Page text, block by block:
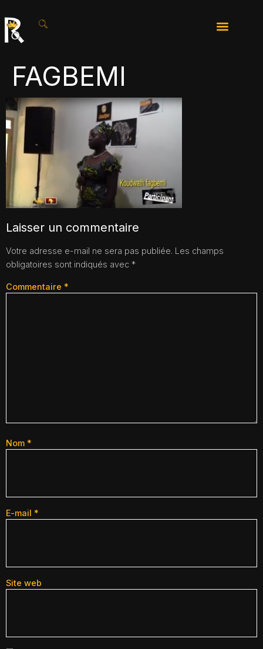
FAGBEMI
Laisser un commentaire
Votre adresse e-mail ne sera pas publiée. Les champs
obligatoires sont indiqués avec *
Commentaire *
Nom *
E-mail *
Site web